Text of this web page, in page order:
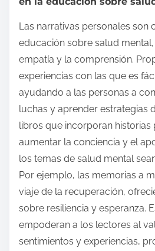
Las narrativas personales son
educación sobre salud
empatía y la comprensión.
experiencias con las que es
ayudando a las personas a
luchas y aprender estrategias
libros que incorporan historias
aumentar la conciencia y el
los temas de salud mental
Por ejemplo, las memorias a
viaje de la recuperación,
sobre resiliencia y esperanza.
empoderan a los lectores al
sentimientos y experiencias,